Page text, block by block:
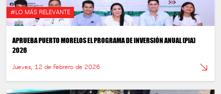
#LO MÁS RELEVANTE
APRUEBA PUERTO MORELOS EL PROGRAMA DE INVERSIÓN ANUAL (PIA)
2026
Jueves, 12 de Febrero de 2026